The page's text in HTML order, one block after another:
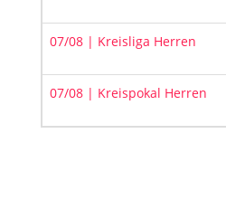
07/08 | Kreisliga Herren
07/08 | Kreispokal Herren